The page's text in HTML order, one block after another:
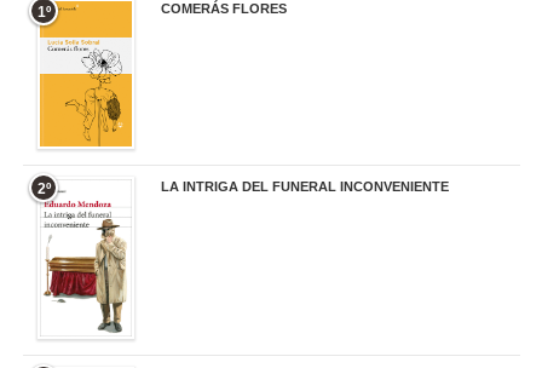
1º COMERÁS FLORES
2º LA INTRIGA DEL FUNERAL INCONVENIENTE